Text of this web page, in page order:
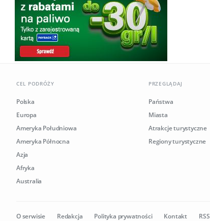
CEL PODRÓŻY
Polska
Europa
Ameryka Południowa
Ameryka Północna
Azja
Afryka
Australia
PRZEGLĄDAJ
Państwa
Miasta
Atrakcje turystyczne
Regiony turystyczne
O serwisie Redakcja Polityka prywatności Kontakt RSS